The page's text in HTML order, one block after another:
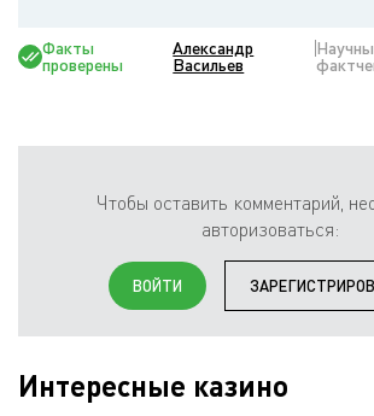
Факты
проверены
Александр
Васильев
Чтобы оставить комментарий,
авторизоваться:
ВОЙТИ
Интересные казино